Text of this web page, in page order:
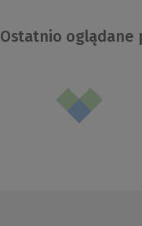
Ostatnio oglądane